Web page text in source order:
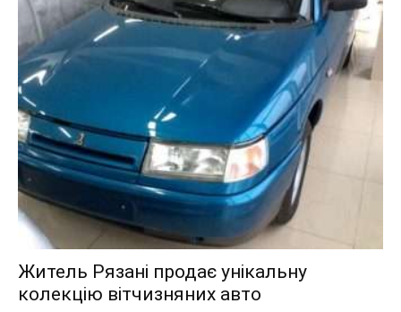
Житель Рязані продає унікальну
колекцію вітчизняних авто